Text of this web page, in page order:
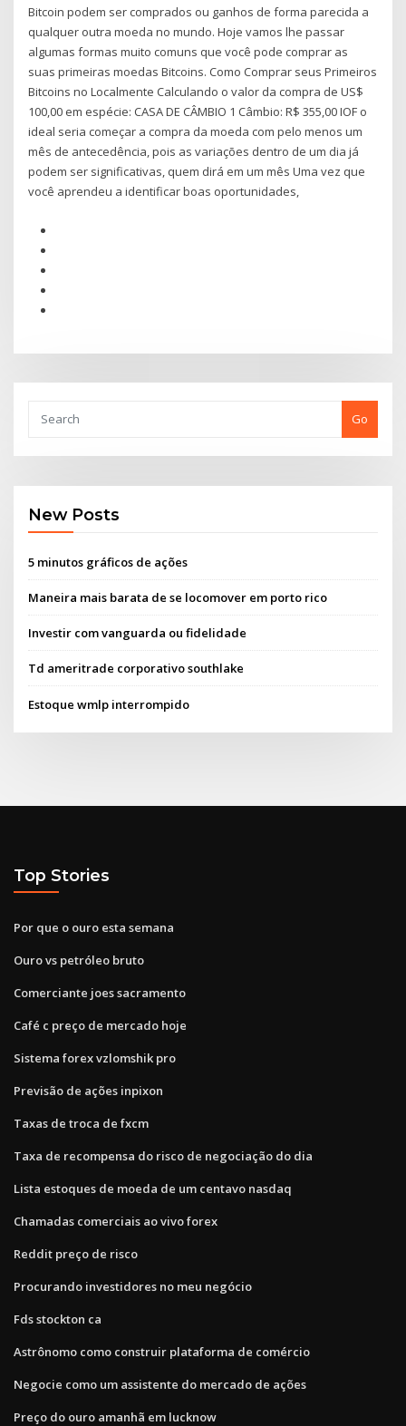
Bitcoin podem ser comprados ou ganhos de forma parecida a
qualquer outra moeda no mundo. Hoje vamos lhe passar
algumas formas muito comuns que você pode comprar as
suas primeiras moedas Bitcoins. Como Comprar seus Primeiros
Bitcoins no Localmente Calculando o valor da compra de US$
100,00 em espécie: CASA DE CÂMBIO 1 Câmbio: R$ 355,00 IOF o
ideal seria começar a compra da moeda com pelo menos um
mês de antecedência, pois as variações dentro de um dia já
podem ser significativas, quem dirá em um mês Uma vez que
você aprendeu a identificar boas oportunidades,
Go
New Posts
5 minutos gráficos de ações
Maneira mais barata de se locomover em porto rico
Investir com vanguarda ou fidelidade
Td ameritrade corporativo southlake
Estoque wmlp interrompido
Top Stories
Por que o ouro esta semana
Ouro vs petróleo bruto
Comerciante joes sacramento
Café c preço de mercado hoje
Sistema forex vzlomshik pro
Previsão de ações inpixon
Taxas de troca de fxcm
Taxa de recompensa do risco de negociação do dia
Lista estoques de moeda de um centavo nasdaq
Chamadas comerciais ao vivo forex
Reddit preço de risco
Procurando investidores no meu negócio
Fds stockton ca
Astrônomo como construir plataforma de comércio
Negocie como um assistente do mercado de ações
Preço do ouro amanhã em lucknow